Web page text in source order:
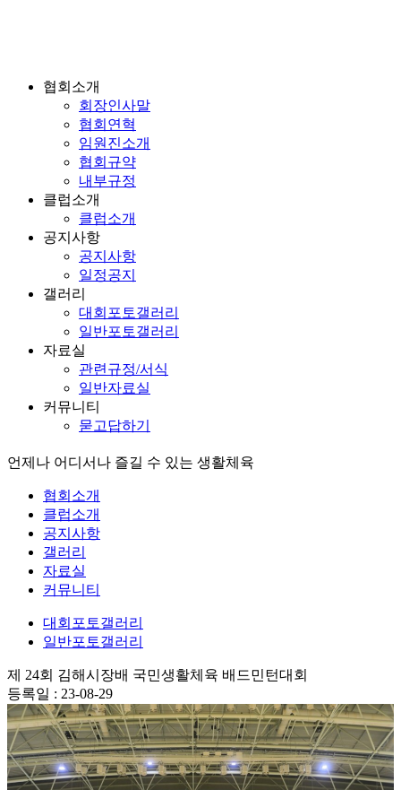
협회소개
회장인사말
협회연혁
임원진소개
협회규약
내부규정
클럽소개
클럽소개
공지사항
공지사항
일정공지
갤러리
대회포토갤러리
일반포토갤러리
자료실
관련규정/서식
일반자료실
커뮤니티
묻고답하기
언제나 어디서나 즐길 수 있는 생활체육
협회소개
클럽소개
공지사항
갤러리
자료실
커뮤니티
대회포토갤러리
일반포토갤러리
제 24회 김해시장배 국민생활체육 배드민턴대회
등록일 : 23-08-29